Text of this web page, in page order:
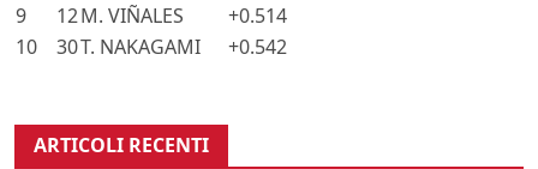
9
12M. VIÑALES
+0.514
10
30T. NAKAGAMI +0.542
ARTICOLI RECENTI